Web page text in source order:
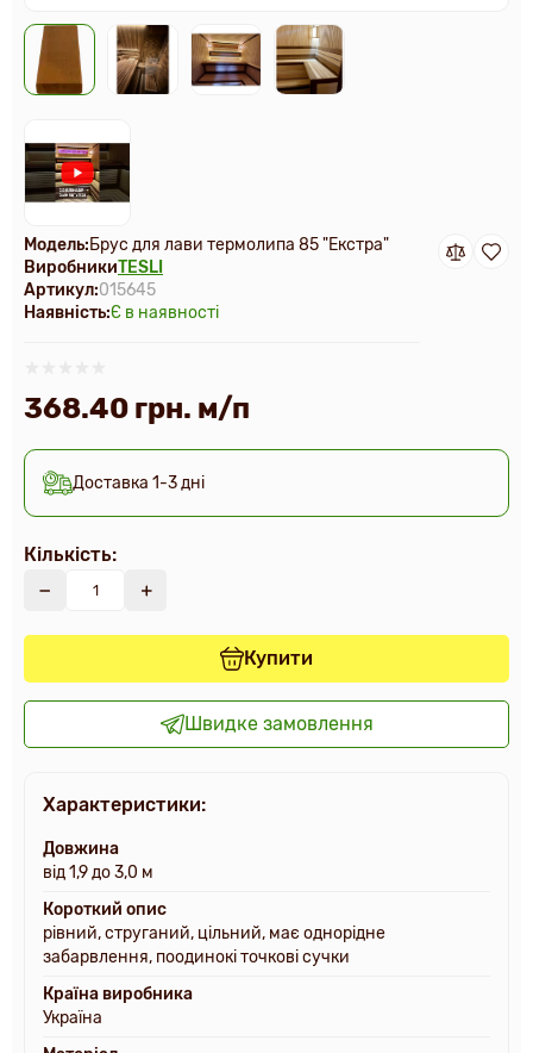
Модель:Брус для лави термолипа 85 "Екстра"
ВиробникиTESLI
Артикул:015645
Наявність:Є в наявності
Доставка 1-3 дні
368.40 грн. м/п
Кількість:
Купити
Швидке замовлення
Характеристики:
Довжина
від 1,9 до 3,0 м
Короткий опис
рівний, струганий, цільний, має однорідне
забарвлення, поодинокі точкові сучки
Країна виробника
Україна